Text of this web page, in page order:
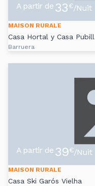
A partir de 33€/Nuit
MAISON RURALE
Casa Hortal y Casa Pubill
Barruera
A partir de 39€/Nuit
MAISON RURALE
Casa Ski Garós Vielha